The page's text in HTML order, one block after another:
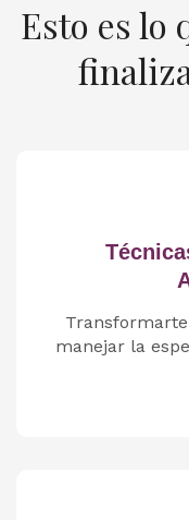
Esto es lo
manejar la